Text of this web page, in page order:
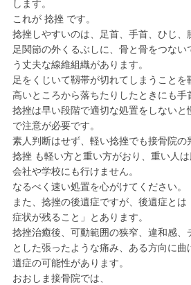
します。
これが 捻挫 です。
捻挫しやすいのは、足首、手首、ひじ、
足関節の外くるぶしに、骨と骨をつな
う丈夫な線維組織があります。
足をくじいて靱帯が切れてしまうこと
高いところから落ちたりしたときにも
捻挫は早い段階で適切な処置をしない
で注意が必要です。
素人判断はせず、軽い捻挫でも接骨院
捻挫 も軽い方と重い方がおり、重い人
会社や学校にも行けません。
なるべく速い処置を心がけてください。
また、捻挫の後遺症ですが、後遺症と
症状が残ること」とあります。
捻挫治癒後、可動範囲の狭窄、違和感
とした張ったような痛み、ある方向に
遺症の可能性があります。
おおしま接骨院では、